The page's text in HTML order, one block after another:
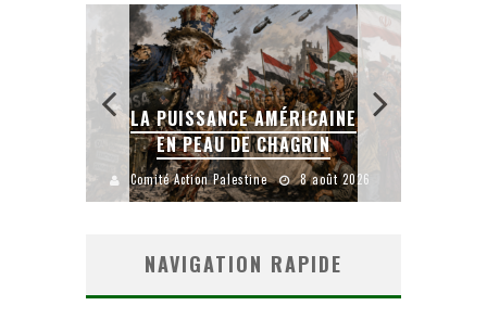
PUISSANCE AMÉRICAINE
EN PEAU DE CHAGRIN
Action Palestine 8 août 2026
LA BANALITÉ DU
Comité Action Palestine
NAVIGATION RAPIDE